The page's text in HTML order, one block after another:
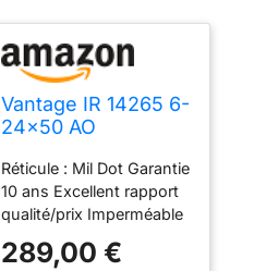
Vantage IR 14265 6-
24x50 AO
Réticule : Mil Dot Garantie
10 ans Excellent rapport
qualité/prix Imperméable
description de l'article
289,00 €